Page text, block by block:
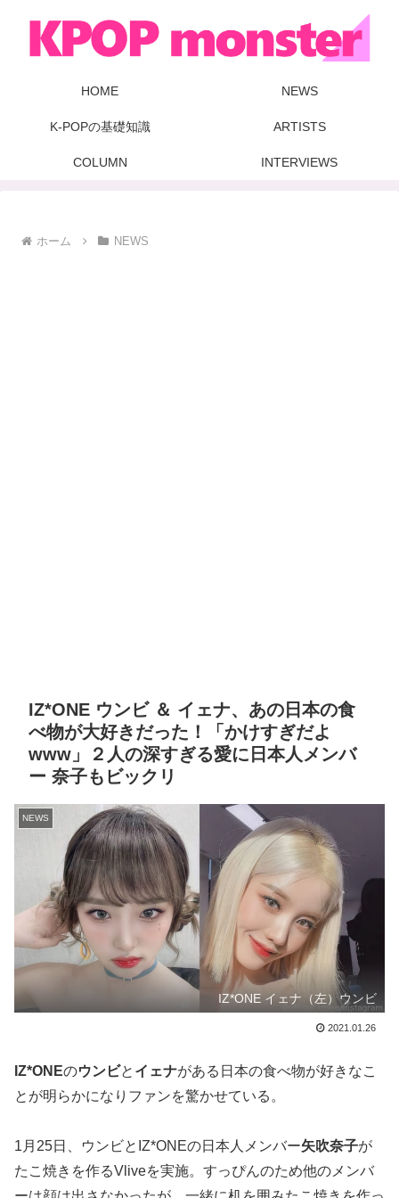
HOME NEWS
K-POPの基礎知識 ARTISTS
COLUMN INTERVIEWS
ホーム NEWS
IZ*ONE ウンビ ＆ イェナ、あの日本の食
べ物が大好きだった！「かけすぎだよ
www」２人の深すぎる愛に日本人メンバ
ー 奈子もビックリ
NEWS
IZ*ONE イェナ（左）ウンビ
2021.01.26
IZ*ONEのウンビと イェナがある日本の食べ物が好きなこ
とが明らかになりファンを驚かせている。
1月25日、ウンビとIZ*ONEの日本人メンバー矢吹奈子が
たこ焼きを作るVliveを実施。すっぴんのため他のメンバ